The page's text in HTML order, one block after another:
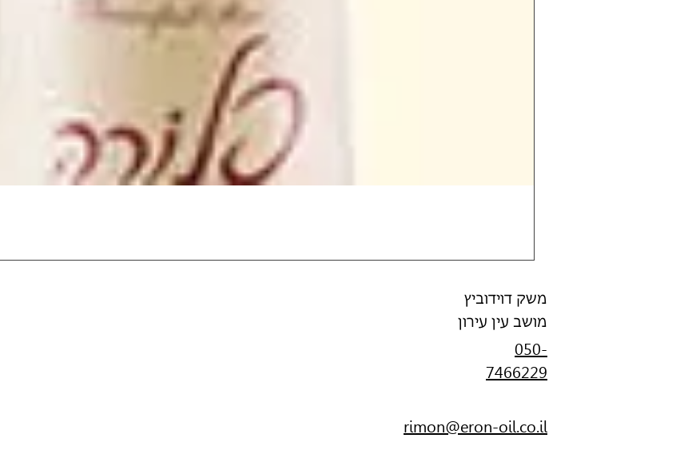
משק דוידוביץ
מושב עין עירון
050-
7466229
rimon@eron-oil.co.il